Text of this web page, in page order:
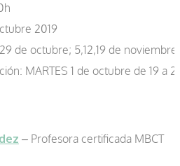
2019
de octubre; 5,12,19 de
MARTES 1 de octubre de 19 a
– Profesora certificada MBCT